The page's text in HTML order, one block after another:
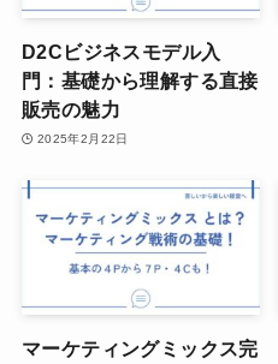
D2Cビジネスモデル入
門：基礎から理解する直接
販売の魅力
2025年2月22日
マーケティングミックス完